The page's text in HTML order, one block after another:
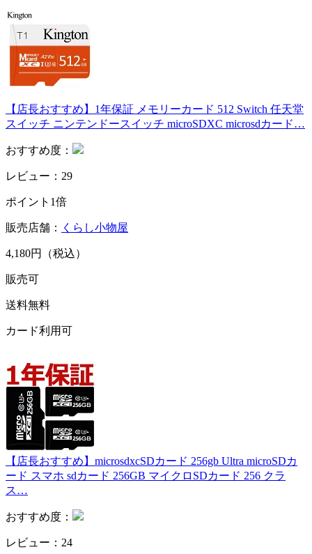
【店長おすすめ】1年保証 メモリーカード 512 Switch 任天堂
スイッチ ニンテンドースイッチ microSDXC microsdカード…
おすすめ度：
レビュー：29
ポイント1倍
販売店舗： くらし小物屋
4,180円（税込）
販売可
送料無料
カード利用可
【店長おすすめ】microsdxcSDカード 256gb Ultra microSDカ
ード スマホ sdカード 256GB マイクロSDカード 256 クラ
ス…
おすすめ度：
レビュー：24